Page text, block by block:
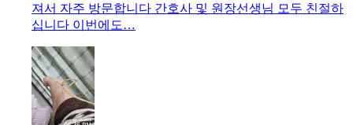
져서 자주 방문합니다 간호사 및 원장선생님 모두 친절하
십니다 이번에도…